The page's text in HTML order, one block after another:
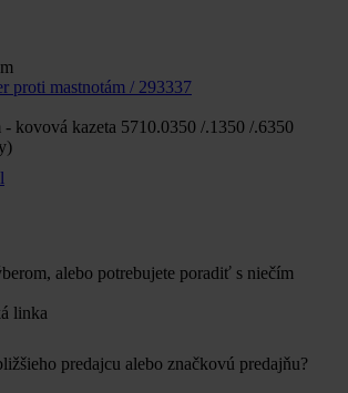
proti mastnotám / 293337
kovová kazeta 5710.0350 /.1350 /.6350
alebo potrebujete poradiť s niečím
linka
predajcu alebo značkovú predajňu?